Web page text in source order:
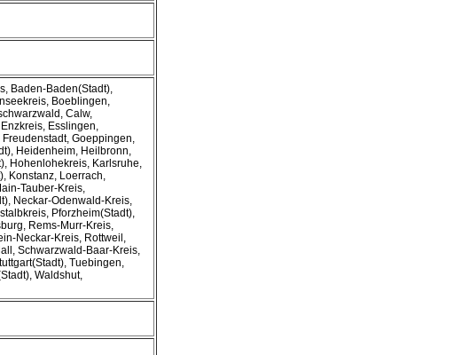
Baden-Baden(Stadt),
Boeblingen,
Calw,
Esslingen,
Freudenstadt, Goeppingen,
Heidenheim, Heilbronn,
Hohenlohekreis, Karlsruhe,
Konstanz, Loerrach,
Tauber-Kreis,
Neckar-Odenwald-Kreis,
Pforzheim(Stadt),
Rems-Murr-Kreis,
Neckar-Kreis, Rottweil,
Schwarzwald-Baar-Kreis,
Tuebingen,
Waldshut,